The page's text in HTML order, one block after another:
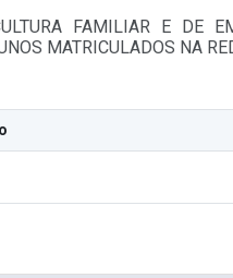
FAMILIAR E DE
MATRICULADOS NA